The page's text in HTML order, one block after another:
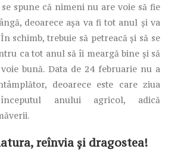
spune că nimeni nu are voie să fie
deoarece aşa va fi tot anul şi va
schimb, trebuie să petreacă şi să se
ca tot anul să îi meargă bine şi să
bună. Data de 24 februarie nu a
deoarece este care ziua
începutul anului agricol, adică
reînvia şi dragostea!